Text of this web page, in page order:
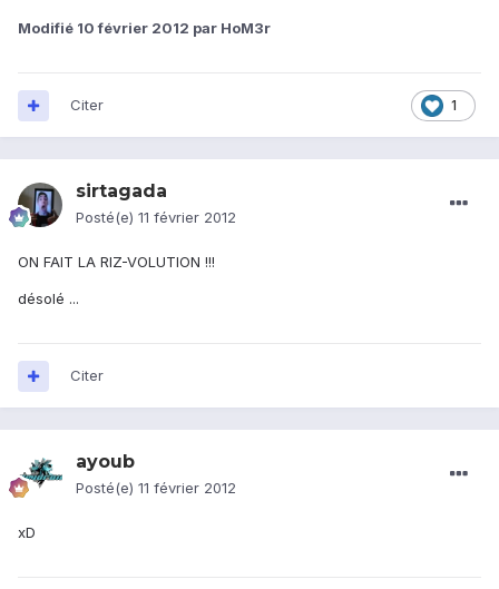
Modifié 10 février 2012 par HoM3r
1
Citer
sirtagada
Posté(e) 11 février 2012
ON FAIT LA RIZ-VOLUTION !!!
désolé ...
Citer
ayoub
Posté(e) 11 février 2012
xD